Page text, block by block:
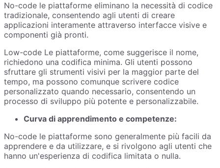
No-code le piattaforme eliminano la necessità di codice
tradizionale, consentendo agli utenti di creare
applicazioni interamente attraverso interfacce visive e
componenti già pronti.
Low-code Le piattaforme, come suggerisce il nome,
richiedono una codifica minima. Gli utenti possono
sfruttare gli strumenti visivi per la maggior parte del
tempo, ma possono comunque scrivere codice
personalizzato quando necessario, consentendo un
processo di sviluppo più potente e personalizzabile.
Curva di apprendimento e competenze:
No-code le piattaforme sono generalmente più facili da
apprendere e da utilizzare, e si rivolgono agli utenti che
hanno un'esperienza di codifica limitata o nulla.